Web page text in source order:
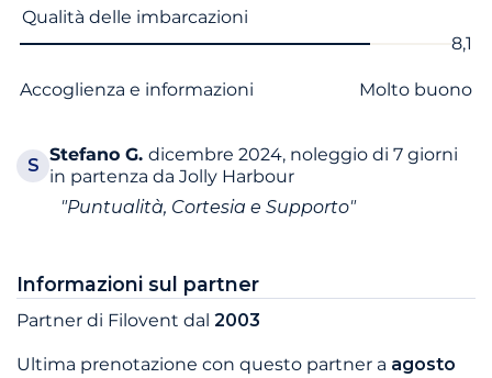
Nome del criterio Voto
Qualità delle imbarcazioni
8,1
Accoglienza e informazioni Molto buono
S
Stefano G. dicembre 2024, noleggio di 7 giorni
in partenza da Jolly Harbour
"Puntualità, Cortesia e Supporto"
Informazioni sul partner
Partner di Filovent dal 2003
Ultima prenotazione con questo partner a agosto